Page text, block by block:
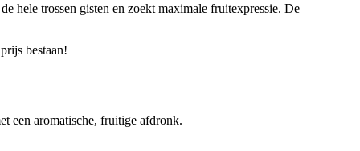
hele trossen gisten en zoekt maximale fruitexpressie. De
bestaan!
een aromatische, fruitige afdronk.